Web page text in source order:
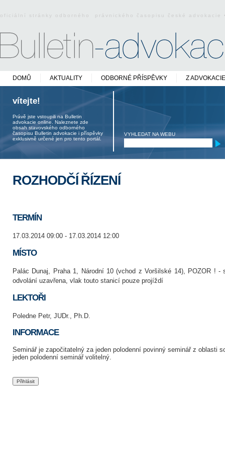
oficiální stránky odborného právnického časopisu české
DOMŮ AKTUALITY ODBORNÉ PŘÍSPĚVKY Z ADVOKACIE
vítejte!
Právě jste vstoupili na Bulletin
advokacie online. Naleznete zde
obsah stavovského odborného
časopisu Bulletin advokacie i příspěvky
exklusivně určené jen pro tento portál.
VYHLEDAT NA WEBU
ROZHODČÍ ŘÍZENÍ
TERMÍN
17.03.2014 09:00 - 17.03.2014 12:00
MÍSTO
Palác Dunaj, Praha 1, Národní 10 (vchod z Voršilské 14), POZOR ! -
odvolání uzavřena, vlak touto stanicí pouze projíždí
LEKTOŘI
Poledne Petr, JUDr., Ph.D.
INFORMACE
Seminář je započitatelný za jeden polodenní povinný seminář z oblasti
jeden polodenní seminář volitelný.